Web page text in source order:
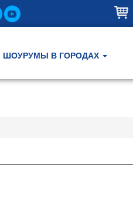
ШОУРУМЫ В ГОРОДАХ